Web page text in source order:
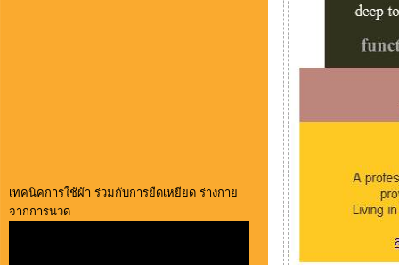
เทคนิคการใช้ผ้า ร่วมกับการยืดเหยียด ร่างกาย
จากการนวด